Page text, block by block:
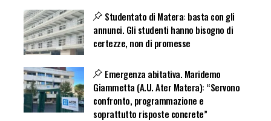
Studentato di Matera: basta con gli
annunci. Gli studenti hanno bisogno di
certezze, non di promesse
Emergenza abitativa. Maridemo
Giammetta (A.U. Ater Matera): “Servono
confronto, programmazione e
soprattutto risposte concrete”